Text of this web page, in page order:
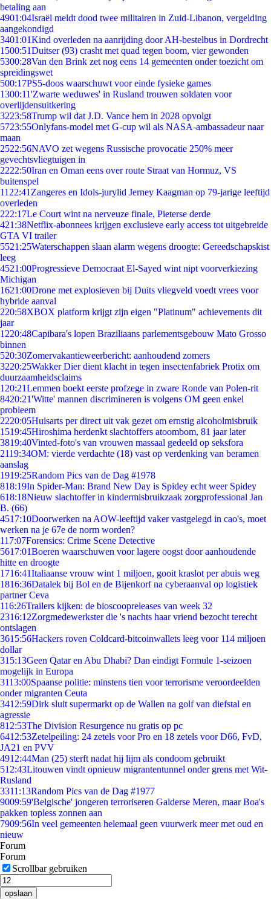
betaling aan
4901:04Israël meldt dood twee militairen in Zuid-Libanon, vergelding
aangekondigd
3401:01Kind overleden na aanrijding door AH-bestelbus in Dordrecht
1500:51Duitser (93) crasht met quad tegen boom, vier gewonden
5300:28Van den Brink zet nog eens 14 gemeenten onder toezicht om
spreidingswet
500:17PS5-doos waarschuwt voor einde fysieke games
1300:11'Zwarte weduwes' in Rusland trouwen soldaten voor
overlijdensuitkering
3223:58Trump wil dat J.D. Vance hem in 2028 opvolgt
5723:55Onlyfans-model met G-cup wil als NASA-ambassadeur naar
maan
2522:56NAVO zet wegens Russische provocatie 250% meer
gevechtsvliegtuigen in
2222:50Iran en Oman eens over route Straat van Hormuz, VS
buitenspel
11 22:41 Zangeres en Idols-jurylid Jerney Kaagman op 79-jarige leeftijd
overleden
222:17Le Court wint na nerveuze finale, Pieterse derde
421:38Netflix-abonnees krijgen exclusieve early access tot uitgebreide
GTA VI trailer
5521:25Waterschappen slaan alarm wegens droogte: Gereedschapskist
leeg
4521:00Progressieve Democraat El-Sayed wint nipt voorverkiezing
Michigan
1621:00Drone met explosieven bij Duits vliegveld voedt vrees voor
hybride aanval
220:58XBOX platform krijgt zijn eigen "Platinum" achievements dit
jaar
1220:48Capibara's lopen Braziliaans parlementsgebouw Mato Grosso
binnen
520:30Zomervakantieweerbericht: aanhoudend zomers
3220:25Wakker Dier dient klacht in tegen insectenfabriek Protix om
duurzaamheidsclaims
1 20:21Lemmen boekt eerste profzege in zware Ronde van Polen-rit
8420:21'Witte' mannen discrimineren is volgens OM geen enkel
probleem
2220:05Huisarts per direct uit vak gezet om ernstig alcoholmisbruik
1519:45Hiroshima herdenkt slachtoffers atoombom, 81 jaar later
3819:40Vinted-foto's van vrouwen massaal gedeeld op seksfora
2119:34OM: vierde verdachte (18) vast op verdenking van beramen
aanslag
1919:25Random Pics van de Dag #1978
818:19In Spider-Man: Brand New Day is Spidey echt weer Spidey
618:18Nieuw slachtoffer in kindermisbruikzaak zorgprofessional Jan
B. (66)
4517:10Doorwerken na AOW-leeftijd vaker vastgelegd in cao's, moet
werken na je 67e de norm worden?
117:07Forensics: Crime Scene Detective
5617:01Boeren waarschuwen voor lagere oogst door aanhoudende
hitte en droogte
1716:41Italiaanse vrouw wint 1 miljoen, gooit kraslot per abuis weg
1816:36Datalek bij Bol en de Bijenkorf na cyberaanval op logistiek
partner Ceva
116:26Trailers kijken: de bioscoopreleases van week 32
2316:12Zorgmedewerkster die 's nachts haar vriend bezocht terecht
ontslagen
3615:56Hackers roven Coldcard-bitcoinwallets leeg voor 114 miljoen
dollar
315:13Geen Qatar en Abu Dhabi? Dan eindigt Formule 1-seizoen
mogelijk in Europa
3113:00Spaanse politie: minstens tien voor terrorisme veroordeelden
onder migranten Ceuta
3412:59Dirk sluit supermarkt op de Wallen na golf van diefstal en
agressie
812:53The Division Resurgence nu gratis op pc
6412:53Zetelpeiling: 24 zetels voor Pro en 18 zetels voor D66, FvD,
JA21 en PVV
4912:44Man (25) sterft nadat hij lijm als condoom gebruikt
512:43Litouwen vindt opnieuw migrantentunnel onder grens met Wit-
Rusland
3311:13Random Pics van de Dag #1977
9009:59'Belgische' jongeren terroriseren Galderse Meren, maar Boa's
pakken topless zonnen aan
7909:56In veel gemeenten helemaal geen vuurwerk meer met oud en
nieuw
Forum
Forum
Scrollbar gebruiken
opslaan